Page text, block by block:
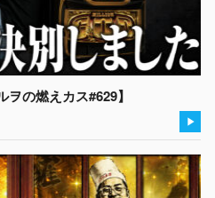
の燃えカス#629】